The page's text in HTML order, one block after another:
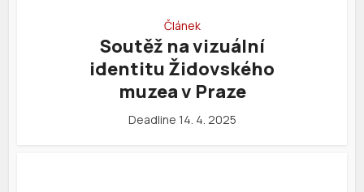
Článek
Soutěž na vizuální
identitu Židovského
muzea v Praze
Deadline 14. 4. 2025